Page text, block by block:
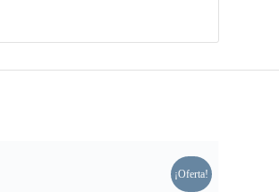
¡Oferta!